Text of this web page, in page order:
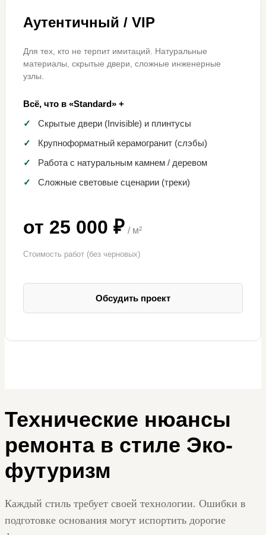
Аутентичный / VIP
Для тех, кто не терпит имитаций. Натуральные
материалы, скрытые двери, сложные инженерные
узлы.
Всё, что в «Standard» +
✓
Скрытые двери (Invisible) и плинтусы
✓
Крупноформатный керамогранит (слэбы)
✓
Работа с натуральным камнем / деревом
✓
Сложные световые сценарии (треки)
от 25 000 ₽ / м²
Стоимость работ (без черновых)
Обсудить проект
Технические нюансы
ремонта в стиле Эко-
футуризм
Каждый стиль требует своей технологии. Ошибки в
подготовке основания могут испортить дорогие